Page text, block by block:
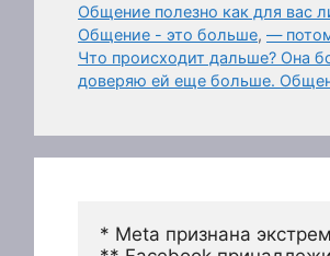
Общение полезно как для вас
Общение - это больше, —
Что происходит дальше? Она
доверяю ей еще больше.
* Meta признана